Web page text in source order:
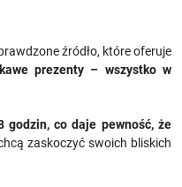
źródło, które oferuje
prezenty – wszystko w
godzin, co daje pewność, że
zaskoczyć swoich bliskich